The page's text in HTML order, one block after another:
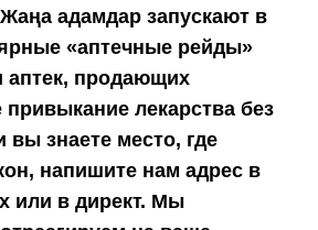
адамдар запускают в
«аптечные рейды»
аптек, продающих
лекарства без
вы знаете место, где
напишите нам адрес в
или в директ. Мы